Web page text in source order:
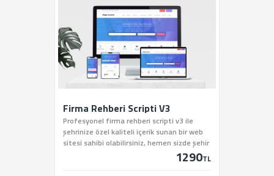
Firma Rehberi Scripti V3
Profesyonel firma rehberi scripti v3 ile
şehrinize özel kaliteli içerik sunan bir web
sitesi sahibi olabilirsiniz, hemen sizde şehir
rehberi scriptini sitemiz üzerinden satın
1290TL